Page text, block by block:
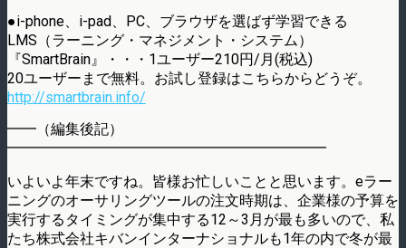
●i-phone、i-pad、PC、ブラウザを選ばず学習できる
LMS（ラーニング・マネジメント・システム）
『SmartBrain』・・・1ユーザー210円/月(税込)
20ユーザーまで無料。お試し登録はこちらからどうぞ。
http://smartbrain.info/
━━（編集後記）
━━━━━━━━━━━━━━━━━━━━━━
いよいよ年末ですね。皆様お忙しいことと思います。eラー
ニングのオーサリングツールの注文時期は、企業様の予算を
実行するタイミングが集中する12～3月が最も多いので、私
たち株式会社キバンインターナショナルも1年の内で冬が最